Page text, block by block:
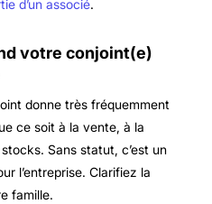
d’un associé.
votre conjoint(e)
donne très fréquemment
ce soit à la vente, à la
Sans statut, c’est un
l’entreprise. Clarifiez la
famille.